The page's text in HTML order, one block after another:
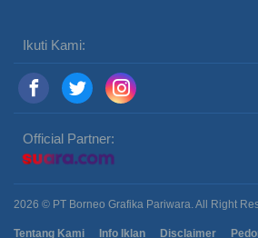
Ikuti Kami:
Official Partner:
2026 © PT Borneo Grafika Pariwara. All Right
Tentang Kami Info Iklan Disclaimer